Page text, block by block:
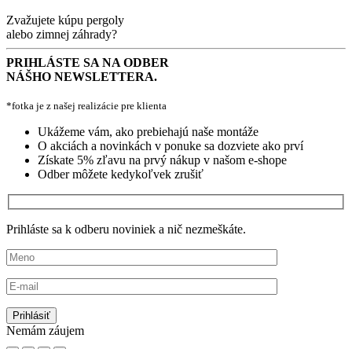
Zvažujete kúpu pergoly
alebo zimnej záhrady?
PRIHLÁSTE SA NA ODBER
NÁŠHO NEWSLETTERA.
*fotka je z našej realizácie pre klienta
Ukážeme vám, ako prebiehajú naše montáže
O akciách a novinkách v ponuke sa dozviete ako prví
Získate 5% zľavu na prvý nákup v našom e-shope
Odber môžete kedykoľvek zrušiť
Prihláste sa k odberu noviniek a nič nezmeškáte.
Nemám záujem